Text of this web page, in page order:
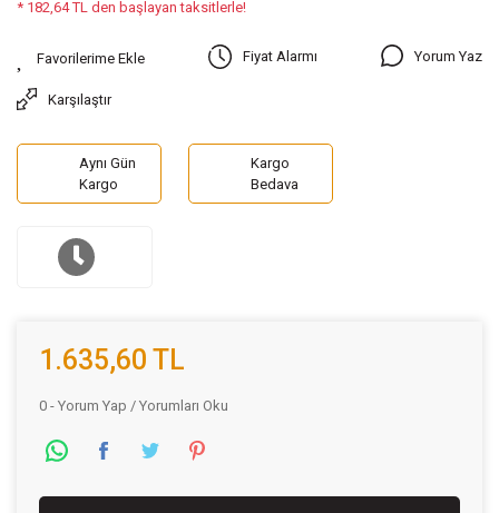
* 182,64 TL den başlayan taksitlerle!
Fiyat Alarmı Yorum Yaz
Karşılaştır
Aynı Gün
Kargo
Kargo
Bedava
1.635,60 TL
0 - Yorum Yap / Yorumları Oku